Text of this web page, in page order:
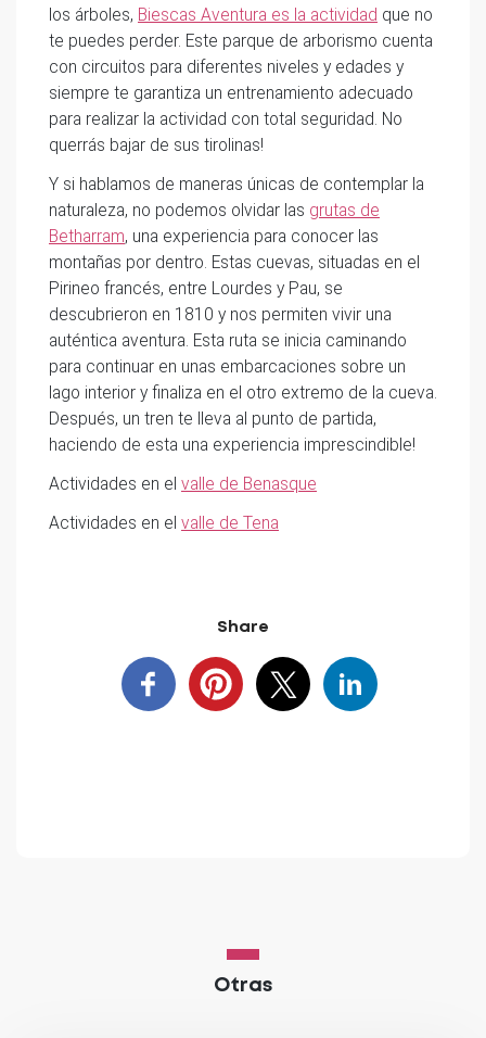
los árboles, Biescas Aventura es la actividad que no
te puedes perder. Este parque de arborismo cuenta
con circuitos para diferentes niveles y edades y
siempre te garantiza un entrenamiento adecuado
para realizar la actividad con total seguridad. No
querrás bajar de sus tirolinas!
Y si hablamos de maneras únicas de contemplar la
naturaleza, no podemos olvidar las grutas de
Betharram, una experiencia para conocer las
montañas por dentro. Estas cuevas, situadas en el
Pirineo francés, entre Lourdes y Pau, se
descubrieron en 1810 y nos permiten vivir una
auténtica aventura. Esta ruta se inicia caminando
para continuar en unas embarcaciones sobre un
lago interior y finaliza en el otro extremo de la cueva.
Después, un tren te lleva al punto de partida,
haciendo de esta una experiencia imprescindible!
Actividades en el valle de Benasque
Actividades en el valle de Tena
Share
Otras